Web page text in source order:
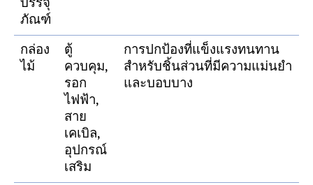
ภัณฑ์
กล่อง
ไม้
ตู้
ควบคุม,
รอก
ไฟฟ้า,
สาย
เคเบิล,
อุปกรณ์
เสริม
การปกป้องที่แข็งแรงทนทาน
สำหรับชิ้นส่วนที่มีความแม่นยำ
และบอบบาง